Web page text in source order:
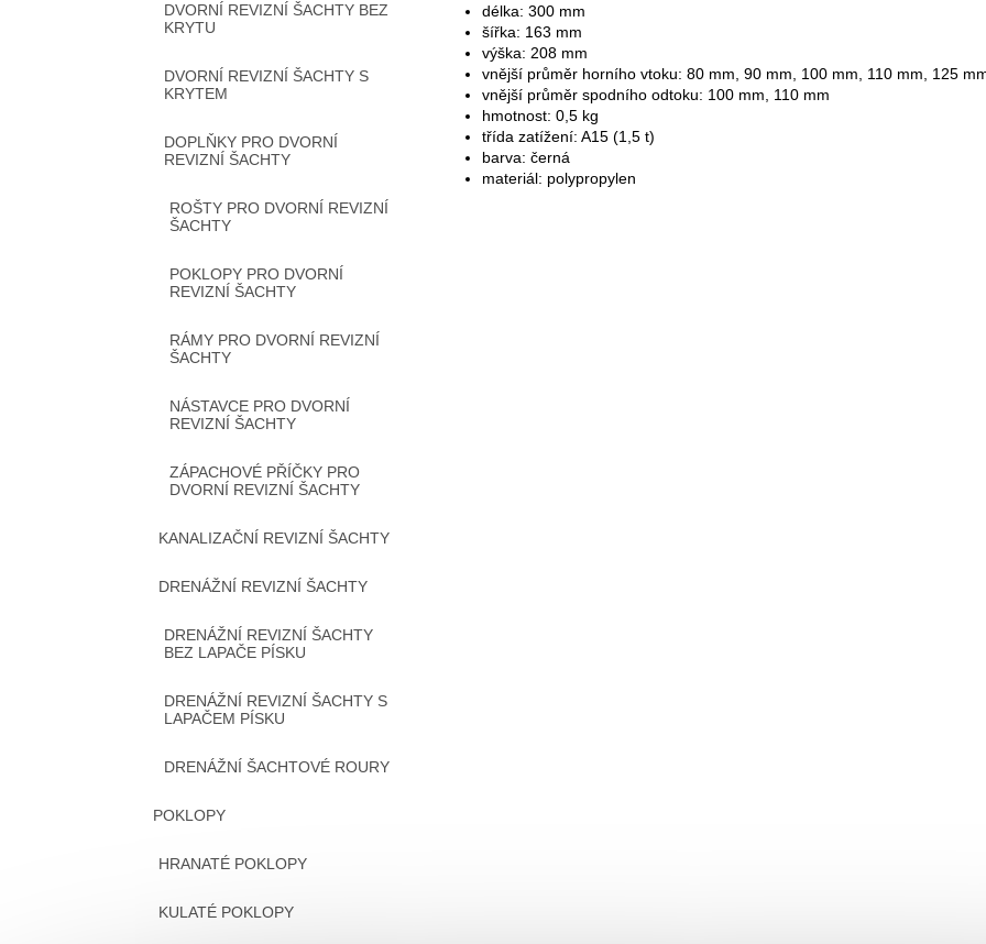
DVORNÍ REVIZNÍ ŠACHTY BEZ
KRYTU
DVORNÍ REVIZNÍ ŠACHTY S
KRYTEM
DOPLŇKY PRO DVORNÍ
REVIZNÍ ŠACHTY
ROŠTY PRO DVORNÍ REVIZNÍ
ŠACHTY
POKLOPY PRO DVORNÍ
REVIZNÍ ŠACHTY
RÁMY PRO DVORNÍ REVIZNÍ
ŠACHTY
NÁSTAVCE PRO DVORNÍ
REVIZNÍ ŠACHTY
ZÁPACHOVÉ PŘÍČKY PRO
DVORNÍ REVIZNÍ ŠACHTY
KANALIZAČNÍ REVIZNÍ ŠACHTY
DRENÁŽNÍ REVIZNÍ ŠACHTY
DRENÁŽNÍ REVIZNÍ ŠACHTY
BEZ LAPAČE PÍSKU
DRENÁŽNÍ REVIZNÍ ŠACHTY S
LAPAČEM PÍSKU
DRENÁŽNÍ ŠACHTOVÉ ROURY
POKLOPY
HRANATÉ POKLOPY
KULATÉ POKLOPY
délka: 300 mm
šířka: 163 mm
výška: 208 mm
vnější průměr horního vtoku: 80 mm, 90 mm, 100 mm, 110 mm, 125
vnější průměr spodního odtoku: 100 mm, 110 mm
hmotnost: 0,5 kg
třída zatížení: A15 (1,5 t)
barva: černá
materiál: polypropylen